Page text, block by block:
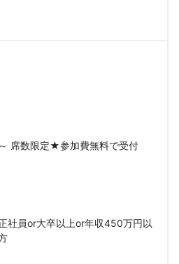
席数限定★参加費無料で受付
社員or大卒以上or年収450万円以